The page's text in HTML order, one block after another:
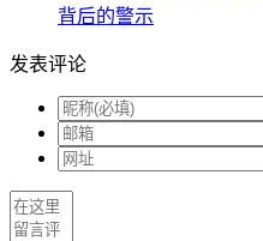
背后的警示
发表评论